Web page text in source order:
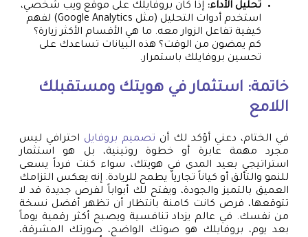
تحليل الأداء: إذا كان بروفايلك على موقع ويب شخصي،
استخدم أدوات التحليل (مثل Google Analytics) لفهم
كيفية تفاعل الزوار معه. ما هي الأقسام الأكثر زيارة؟
كم يمضون من الوقت؟ هذه البيانات تساعدك على
تحسين بروفايلك باستمرار.
خاتمة: استثمار في هويتك ومستقبلك
اللامع
في الختام، دعني أؤكد لك أن تصميم بروفايل احترافي ليس
مجرد مهمة عابرة أو خطوة روتينية، بل هو استثمار
استراتيجي بعيد المدى في هويتك، سواء كنت فرداً يسعى
للنمو والتألق أو كياناً تجارياً يطمح للريادة. إنه يعكس التزامك
العميق بالتميز والجودة، ويفتح لك أبواباً لفرص جديدة قد لا
تتوقعها، فرص كانت كامنة بانتظار أن تظهر أفضل نسخة
من نفسك. في عالم يزداد تنافسية ويصبح أكثر رقمية يوماً
بعد يوم، بروفايلك هو صوتك الواضح، صورتك المشرقة،